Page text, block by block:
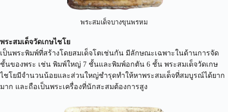
พระสมเด็จบางขุนพรหม
พระสมเด็จวัดเกษไชโย
เป็นพระพิมพ์ที่สร้างโดยสมเด็จโตเช่นกัน มีลักษณะเฉพาะในด้านการจัด
ชั้นของพระ เช่น พิมพ์ใหญ่ 7 ชั้นและพิมพ์อกตัน 6 ชั้น พระสมเด็จวัดเกษ
ไชโยมีจำนวนน้อยและส่วนใหญ่ชำรุดทำให้หาพระสมเด็จที่สมบูรณ์ได้ยาก
มาก และถือเป็นพระเครื่องที่นักสะสมต้องการสูง